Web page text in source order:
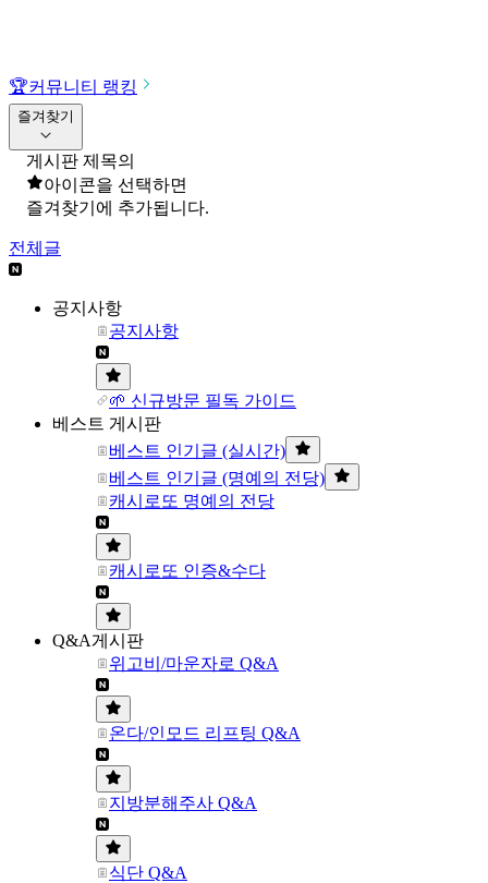
🏆커뮤니티 랭킹
즐겨찾기
게시판 제목의
아이콘을 선택하면
즐겨찾기에 추가됩니다.
전체글
공지사항
공지사항
🌱 신규방문 필독 가이드
베스트 게시판
베스트 인기글 (실시간)
베스트 인기글 (명예의 전당)
캐시로또 명예의 전당
캐시로또 인증&수다
Q&A게시판
위고비/마운자로 Q&A
온다/인모드 리프팅 Q&A
지방분해주사 Q&A
식단 Q&A